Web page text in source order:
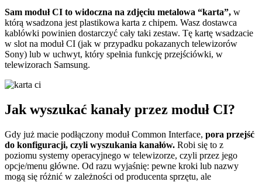
Sam moduł CI to widoczna na zdjęciu metalowa “karta”, w
którą wsadzona jest plastikowa karta z chipem. Wasz dostawca
kablówki powinien dostarczyć cały taki zestaw. Tę kartę wsadzacie
w slot na moduł CI (jak w przypadku pokazanych telewizorów
Sony) lub w uchwyt, który spełnia funkcję przejściówki, w
telewizorach Samsung.
Jak wyszukać kanały przez moduł CI?
Gdy już macie podłączony moduł Common Interface, pora przejść
do konfiguracji, czyli wyszukania kanałów. Robi się to z
poziomu systemy operacyjnego w telewizorze, czyli przez jego
opcje/menu główne. Od razu wyjaśnię: pewne kroki lub nazwy
mogą się różnić w zależności od producenta sprzętu, ale